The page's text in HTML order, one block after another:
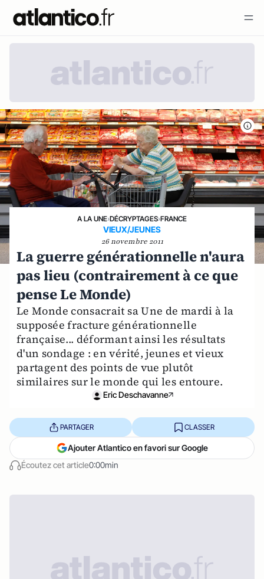
A LA UNE›DÉCRYPTAGES›FRANCE
VIEUX/JEUNES
26 novembre 2011
La guerre générationnelle n'aura
pas lieu (contrairement à ce que
pense Le Monde)
Le Monde consacrait sa Une de mardi à la
supposée fracture générationnelle
française... déformant ainsi les résultats
d'un sondage : en vérité, jeunes et vieux
partagent des points de vue plutôt
similaires sur le monde qui les entoure.
Eric Deschavanne
Écoutez cet article0:00min
PARTAGER CLASSER
Ajouter Atlantico en favori sur Google